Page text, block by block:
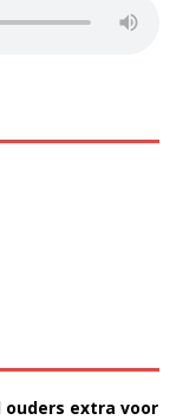
extra voor